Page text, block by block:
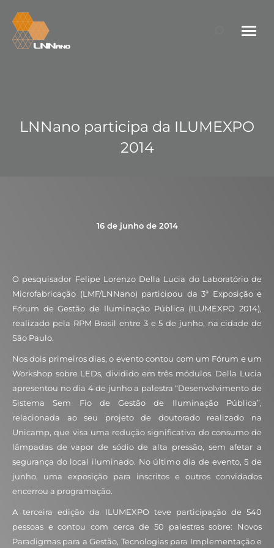
Search:
LNNano participa da ILUMEXPO
2014
16 de junho de 2014
O pesquisador Felipe Lorenzo Della Lucia do Laboratório de
Microfabricação (LMF/LNNano) participou da 3ª Exposição e
Fórum de Gestão de Iluminação Pública (ILUMEXPO 2014),
realizado pela RPM Brasil entre 3 e 5 de junho, na cidade de
São Paulo.
Nos dois primeiros dias, o evento contou com um Fórum e um
Workshop sobre LEDs, dividido em três módulos. Della Lucia
apresentou no dia 4 de junho a palestra “Desenvolvimento de
Sistema Sem Fio de Gestão de Iluminação Pública”,
relacionada ao seu projeto de doutorado realizado na
Unicamp, que visa uma redução significativa do consumo de
lâmpadas de vapor de sódio de alta pressão, sem afetar a
segurança do local iluminado. No último dia de evento, 5 de
junho, uma exposição para inscritos e outros convidados
encerrou a programação.
A terceira edição da ILUMEXPO teve participação de 540
pessoas e contou com cerca de 50 palestras sobre: Novos
Paradigmas para a Gestão, Tecnologias para Implementação e